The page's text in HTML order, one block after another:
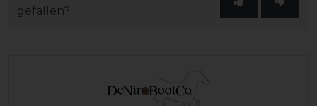
gefallen?